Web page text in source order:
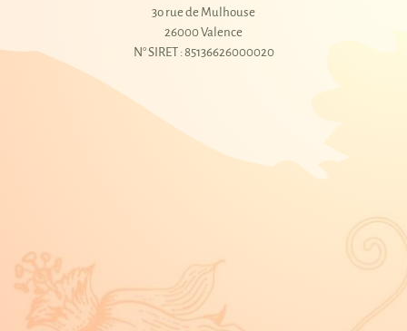
3o rue de Mulhouse
26000 Valence
N° SIRET : 85136626000020